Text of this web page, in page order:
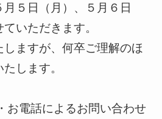
５日（月）、５月６日
いただきます。
ますが、何卒ご理解のほ
します。
お電話によるお問い合わせ